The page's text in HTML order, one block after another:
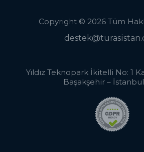
Copyright © 2026 Tüm
Yıldız Teknopark İkitelli No: 1
Başakşehir –